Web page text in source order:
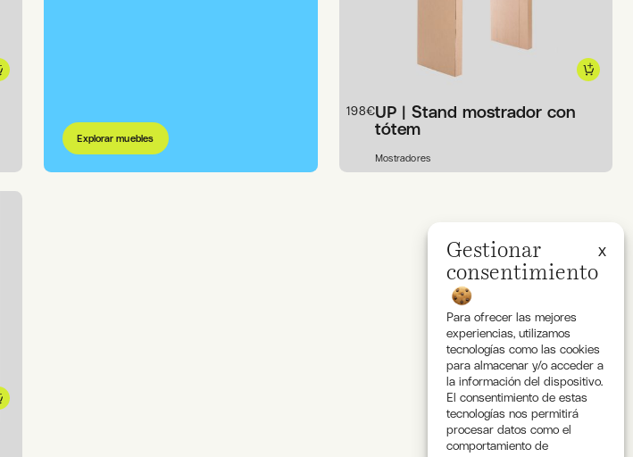
Gestionar
consentimiento
Para ofrecer las mejores
experiencias, utilizamos
tecnologías como las cookies
para almacenar y/o acceder a
la información del dispositivo.
El consentimiento de estas
tecnologías nos permitirá
procesar datos como el
comportamiento de
Explorar muebles
UP | Stand mostrador con
tótem
Mostradores
198€